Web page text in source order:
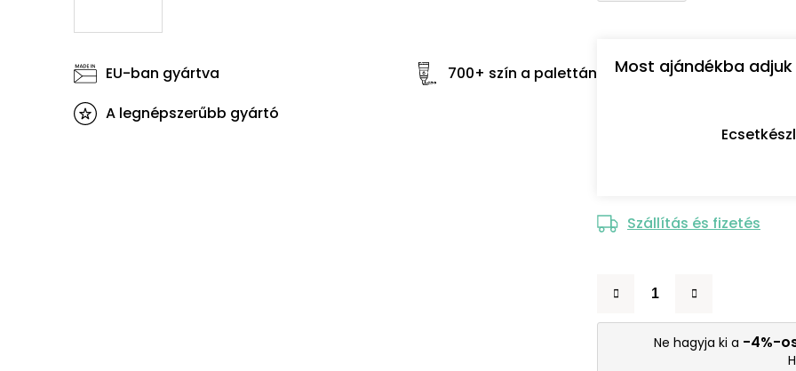
Most ajándékba
Szállítás és fizetés
Ne hagyja ki a -4%-
EU-ban gyártva
700+ szín a palettán
A legnépszerűbb gyártó